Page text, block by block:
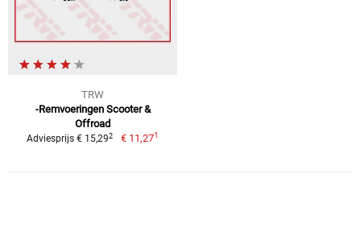
TRW
-Remvoeringen Scooter &
Offroad
Adviesprijs € 15,292 € 11,271